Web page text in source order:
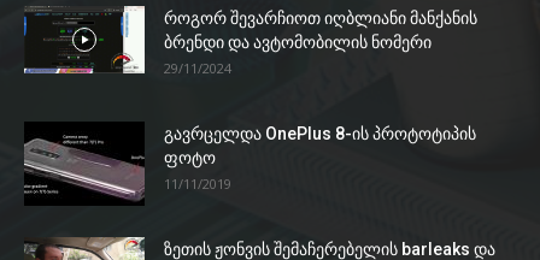
როგორ შევარჩიოთ იღბლიანი მანქანის
ბრენდი და ავტომობილის ნომერი
29/11/2024
გავრცელდა OnePlus 8-ის პროტოტიპის
ფოტო
11/11/2019
ზეთის ჟონვის შემაჩერებელის barleaks და